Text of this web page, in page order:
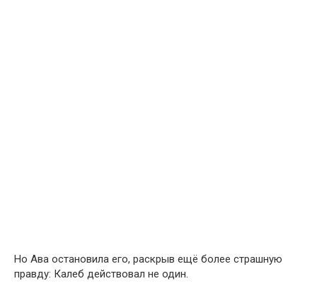
Но Ава остановила его, раскрыв ещё более страшную
правду: Калеб действовал не один.